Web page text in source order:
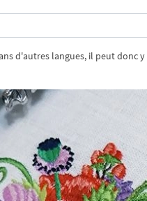
d'autres langues, il peut donc